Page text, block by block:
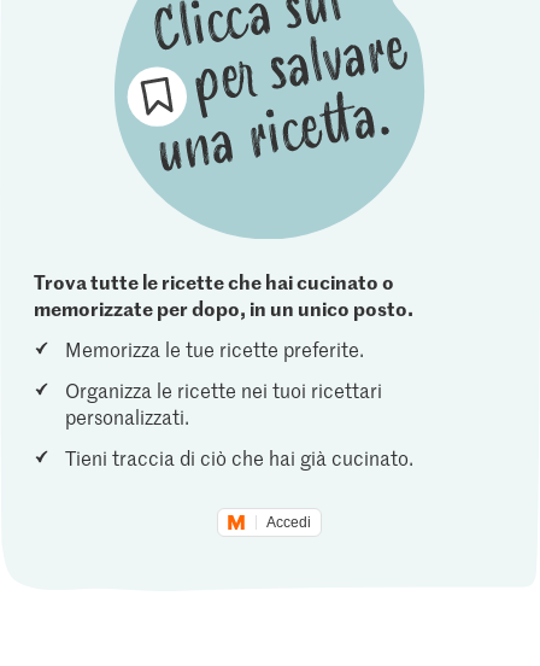
Trova tutte le ricette che hai cucinato o
memorizzate per dopo, in un unico posto.
Memorizza le tue ricette preferite.
Organizza le ricette nei tuoi ricettari
personalizzati.
Tieni traccia di ciò che hai già cucinato.
Accedi